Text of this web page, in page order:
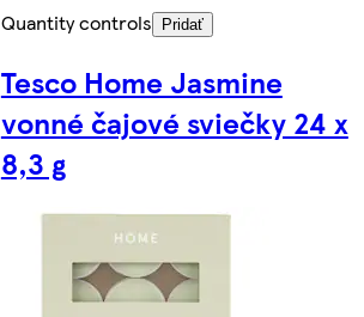
Quantity controls
Pridať
Tesco Home Jasmine
vonné čajové sviečky 24 x
8,3 g